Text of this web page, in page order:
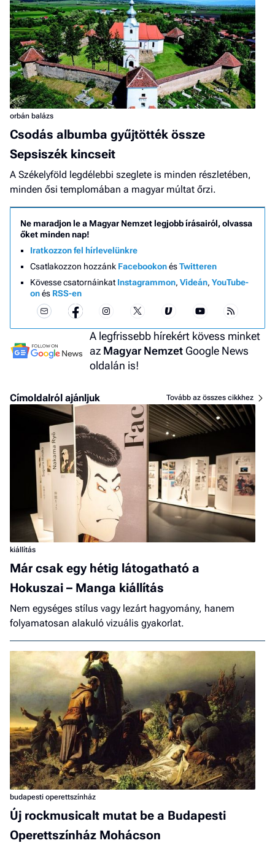
orbán balázs
Csodás albumba gyűjtötték össze
Sepsiszék kincseit
A Székelyföld legdélebbi szeglete is minden részletében,
minden ősi templomában a magyar múltat őrzi.
Ne maradjon le a Magyar Nemzet legjobb írásairól, olvassa
őket minden nap!
Iratkozzon fel hírlevelünkre
Csatlakozzon hozzánk FacebookonésTwitteren
Kövesse csatornáinkat Instagrammon, Videán, YouTube-
onés RSS-en
A legfrissebb hírekért kövess minket
az Magyar Nemzet Google News
oldalán is!
Címoldalról ajánljuk Tovább az összes cikkhez
kiállítás
Már csak egy hétig látogatható a
Hokuszai – Manga kiállítás
Nem egységes stílus vagy lezárt hagyomány, hanem
folyamatosan alakuló vizuális gyakorlat.
budapesti operettszínház
Új rockmusicalt mutat be a Budapesti
Operettszínház Mohácson